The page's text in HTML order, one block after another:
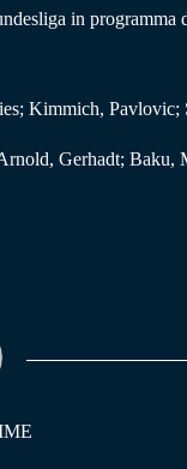
in programma
Kimmich, Pavlovic;
Gerhadt;